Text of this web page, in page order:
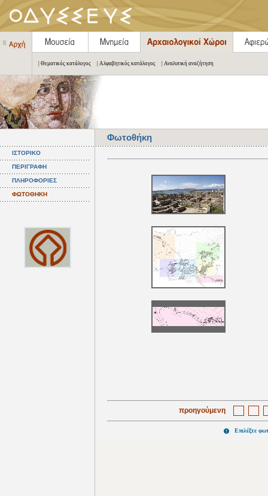
| Θεματικός κατάλογος | Αλφαβητικός κατάλογος | Αναλυτική αναζήτηση
Φωτοθήκη
ΙΣΤΟΡΙΚΟ
ΠΕΡΙΓΡΑΦΗ
ΠΛΗΡΟΦΟΡΙΕΣ
ΦΩΤΟΘΗΚΗ
προηγούμενη
Επιλέξτε